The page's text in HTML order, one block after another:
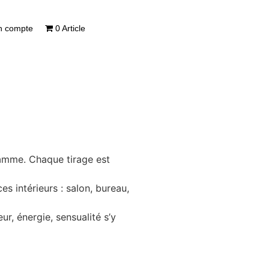
compte 0 Article
Chaque tirage est
intérieurs : salon, bureau,
énergie, sensualité s’y